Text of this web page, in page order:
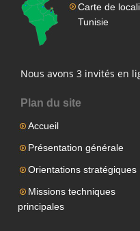
Carte de
Tunisie
Nous avons 3 invités en
Plan du site
Accueil
Présentation générale
Orientations stratégiques
Missions techniques
principales